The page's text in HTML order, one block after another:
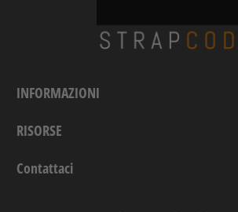
INFORMAZIONI
RISORSE
Contattaci